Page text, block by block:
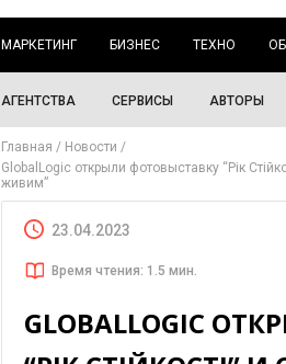
МАРКЕТИНГ БИЗНЕС ТЕХНО
АГЕНТСТВА СЕРВИСЫ АВТОРЫ
Главная
Новости
GlobalLogic открыли фотовыставку “Рік
живим”
23.04.2023
Время чтения: 1.5 мин.
GLOBALLOGIC